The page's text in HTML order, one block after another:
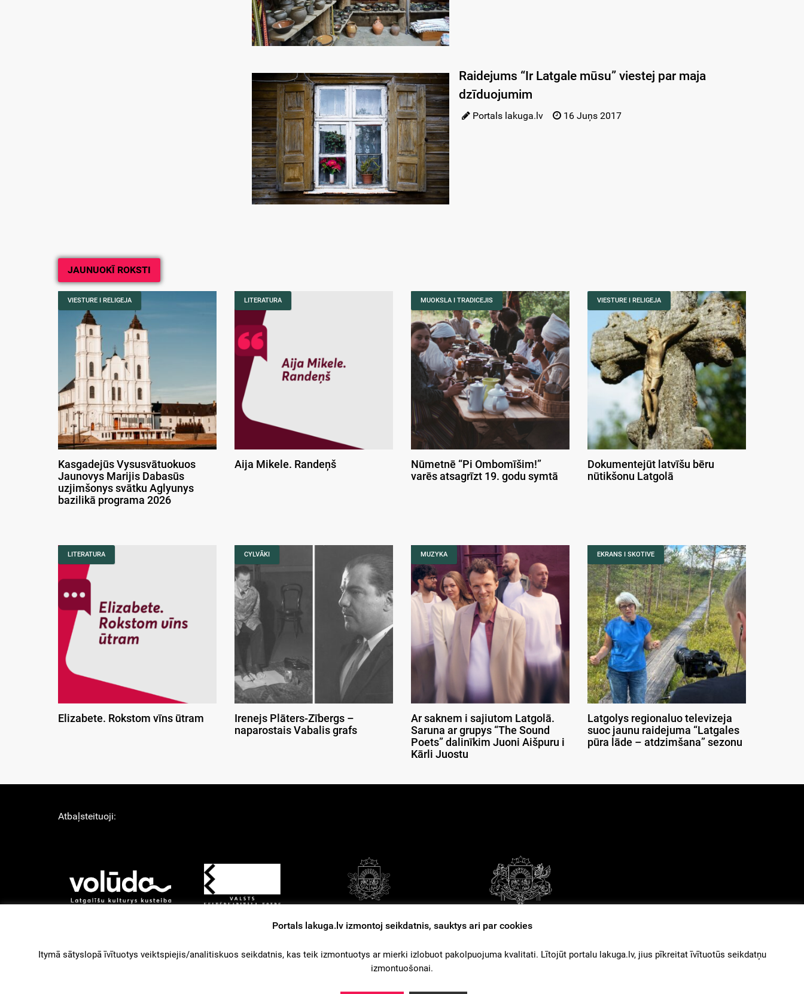
Raidejums “Ir Latgale mūsu” viestej par maja
dzīduojumim
Portals lakuga.lv 16 Juņs 2017
JAUNUOKĪ ROKSTI
VIESTURE I RELIGEJA
Kasgadejūs Vysusvātuokuos
Jaunovys Marijis Dabasūs
uzjimšonys svātku Aglyunys
bazilikā programa 2026
LITERATURA
Aija Mikele. Randeņš
MUOKSLA I TRADICEJIS
Nūmetnē “Pi Ombomīšim!”
varēs atsagrīzt 19. godu symtā
VIESTURE I RELIGEJA
Dokumentejūt latvīšu bēru
nūtikšonu Latgolā
LITERATURA
Elizabete. Rokstom vīns ūtram
CYLVĀKI
Irenejs Plāters-Zībergs –
naparostais Vabalis grafs
MUZYKA
Ar saknem i sajiutom Latgolā.
Saruna ar grupys “The Sound
Poets” dalinīkim Juoni Aišpuru i
Kārli Juostu
EKRANS I SKOTIVE
Latgolys regionaluo televizeja
suoc jaunu raidejuma “Latgales
pūra lāde – atdzimšana” sezonu
Atbaļsteituoji:
paleidzeibu
iz augšu
Portals lakuga.lv izmontoj seikdatnis, sauktys ari par cookies
Itymā sātyslopā īvītuotys veiktspiejis/analitiskuos seikdatnis, kas teik izmontuotys ar mierki izlobuot pakolpuojuma kvalitati. Lītojūt portalu lakuga.lv, jius pīkreitat īvītuotūs seikdatņu
izmontuošonai.